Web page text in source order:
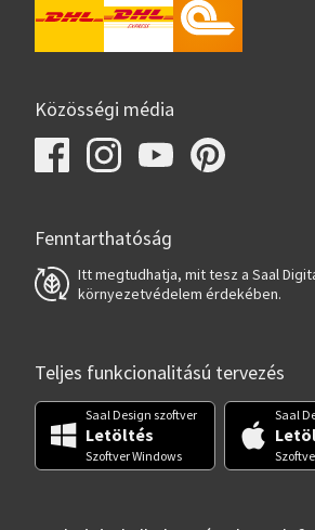
Közösségi média
Fenntarthatóság
Itt megtudhatja, mit tesz a Saal
környezetvédelem érdekében.
Teljes funkcionalitású tervezés
Saal Design szoftver
Letöltés
Szoftver Windows
Saal